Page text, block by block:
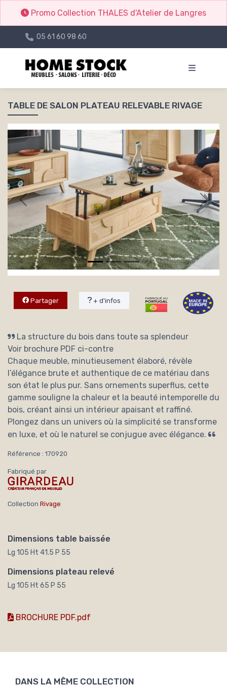
Promo Collection THALES d'Atelier de Langres
05 61 60 98 60
TABLE DE SALON PLATEAU RELEVABLE RIVAGE
Partager + d'infos
La structure du bois dans toute sa splendeur
Voir brochure PDF ci-contre
Chaque meuble, minutieusement élaboré, révèle
l’élégance brute et authentique de ce matériau dans
son état le plus pur. Sans ornements superflus, cette
gamme souligne la chaleur et la beauté intemporelle du
bois, créant ainsi un intérieur apaisant et raffiné.
Plongez dans un univers où la simplicité se transforme
en luxe, et où le naturel se conjugue avec élégance.
Référence : 170920
Fabriqué par
Collection Rivage
Dimensions table baissée
Lg 105 Ht 41.5 P 55
Dimensions plateau relevé
Lg 105 Ht 65 P 55
BROCHURE PDF.pdf
DANS LA MÊME COLLECTION